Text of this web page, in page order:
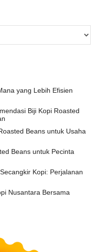
yang Lebih Efisien
Biji Kopi Roasted
Beans untuk Usaha
Beans untuk Pecinta
Kopi: Perjalanan
Nusantara Bersama